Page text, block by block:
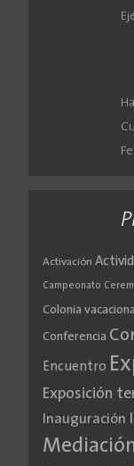
Activación
Campeonato
Colonia
Conferencia
Encuentro
Exposición
Inauguración